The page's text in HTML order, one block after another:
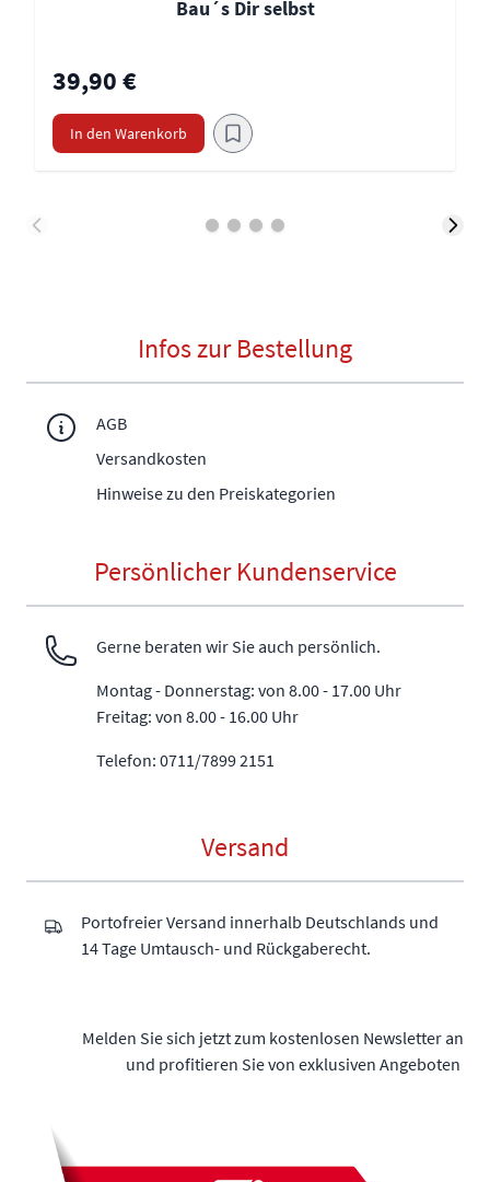
Bau´s Dir selbst
39,90 €
In den Warenkorb
Infos zur Bestellung
AGB
Versandkosten
Hinweise zu den Preiskategorien
Persönlicher Kundenservice
Gerne beraten wir Sie auch persönlich.
Montag - Donnerstag: von 8.00 - 17.00 Uhr
Freitag: von 8.00 - 16.00 Uhr
Telefon: 0711/7899 2151
Versand
Portofreier Versand innerhalb Deutschlands und
14 Tage Umtausch- und Rückgaberecht.
Melden Sie sich jetzt zum kostenlosen Newsletter an
und profitieren Sie von exklusiven Angeboten